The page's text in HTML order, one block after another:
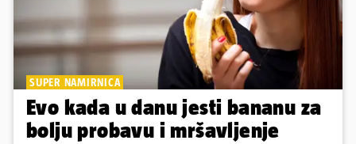
SUPER NAMIRNICA
Evo kada u danu jesti bananu za
bolju probavu i mršavljenje